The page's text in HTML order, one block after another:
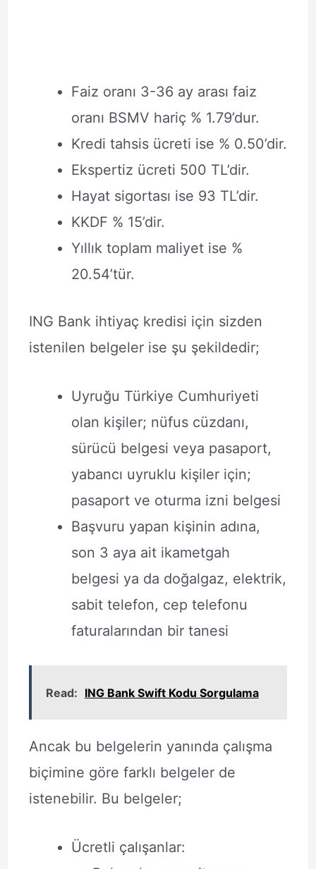
Faiz oranı 3-36 ay arası faiz
oranı BSMV hariç % 1.79’dur.
Kredi tahsis ücreti ise % 0.50’dir.
Ekspertiz ücreti 500 TL’dir.
Hayat sigortası ise 93 TL’dir.
KKDF % 15’dir.
Yıllık toplam maliyet ise %
20.54’tür.
ING Bank ihtiyaç kredisi için sizden
istenilen belgeler ise şu şekildedir;
Uyruğu Türkiye Cumhuriyeti
olan kişiler; nüfus cüzdanı,
sürücü belgesi veya pasaport,
yabancı uyruklu kişiler için;
pasaport ve oturma izni belgesi
Başvuru yapan kişinin adına,
son 3 aya ait ikametgah
belgesi ya da doğalgaz, elektrik,
sabit telefon, cep telefonu
faturalarından bir tanesi
Read: ING Bank Swift Kodu Sorgulama
Ancak bu belgelerin yanında çalışma
biçimine göre farklı belgeler de
istenebilir. Bu belgeler;
Ücretli çalışanlar: